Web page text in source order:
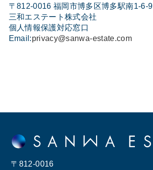
〒812-0016 福岡市博多区博多駅南1-6-9
三和エステート株式会社
個人情報保護対応窓口
Email:privacy@sanwa-estate.com
〒812-0016